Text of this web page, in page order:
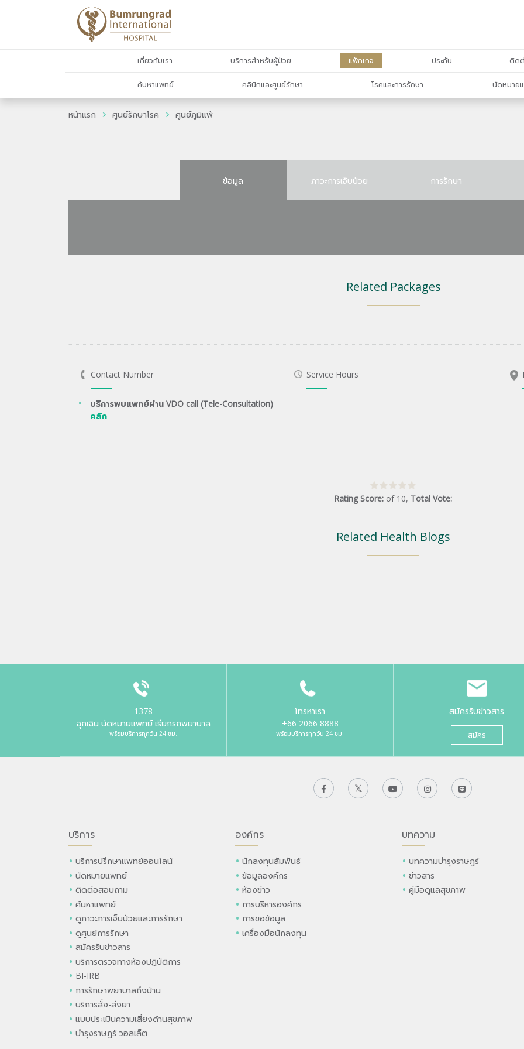
เกี่ยวกับเรา บริการสำหรับผู้ป่วย แพ็กเกจ ประกัน ติดต่
ค้นหาแพทย์ คลินิกและศูนย์รักษา โรคและการรักษา นัดหมาย
หน้าแรก ศูนย์รักษาโรค ศูนย์ภูมิแพ้
ข้อมูล ภาวะการเจ็บป่วย การรักษา
Related Packages
Contact Number
บริการพบแพทย์ผ่าน VDO call (Tele-Consultation)
คลิก
Service Hours
Rating Score: of 10, Total Vote:
Related Health Blogs
1378
ฉุกเฉิน นัดหมายแพทย์ เรียกรถพยาบาล
พร้อมบริการทุกวัน 24 ชม.
โทรหาเรา
+66 2066 8888
พร้อมบริการทุกวัน 24 ชม.
สมัครรับข่าวสาร
สมัคร
บริการ
บริการปรึกษาแพทย์ออนไลน์
นัดหมายแพทย์
ติดต่อสอบถาม
ค้นหาแพทย์
ดูภาวะการเจ็บป่วยและการรักษา
ดูศูนย์การรักษา
สมัครรับข่าวสาร
บริการตรวจทางห้องปฏิบัติการ
BI-IRB
การรักษาพยาบาลถึงบ้าน
บริการสั่ง-ส่งยา
แบบประเมินความเสี่ยงด้านสุขภาพ
บำรุงราษฎร์ วอลเล็ต
องค์กร
นักลงทุนสัมพันธ์
ข้อมูลองค์กร
ห้องข่าว
การบริหารองค์กร
การขอข้อมูล
เครื่องมือนักลงทุน
บทความ
บทความบำรุงราษฎร์
ข่าวสาร
คู่มือดูแลสุขภาพ